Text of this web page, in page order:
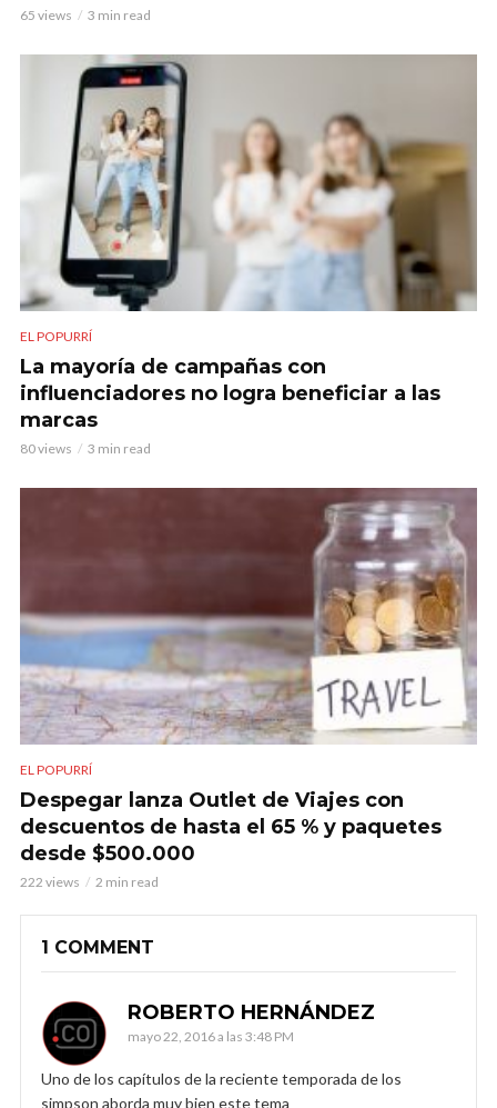
65 views 3 min read
EL POPURRÍ
La mayoría de campañas con
influenciadores no logra beneficiar a las
marcas
80 views 3 min read
EL POPURRÍ
Despegar lanza Outlet de Viajes con
descuentos de hasta el 65 % y paquetes
desde $500.000
222 views 2 min read
1 COMMENT
ROBERTO HERNÁNDEZ
mayo 22, 2016 a las 3:48 PM
Uno de los capítulos de la reciente temporada de los
simpson aborda muy bien este tema